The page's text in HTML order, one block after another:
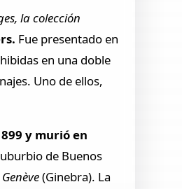
la colección
Fue presentado en
en una doble
Uno de ellos,
y murió en
de Buenos
(Ginebra). La